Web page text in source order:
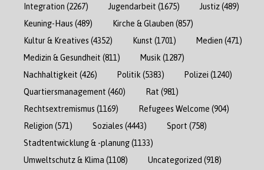
Integration (2267) Jugendarbeit (1675) Justiz(489)
Keuning-Haus (489) Kirche & Glauben (857)
Kultur & Kreatives (4352) Kunst (1701) Medien (471)
Medizin & Gesundheit (811) Musik (1287)
Nachhaltigkeit (426) Politik (5383) Polizei (1240)
Quartiersmanagement (460) Rat (981)
Rechtsextremismus (1169) Refugees Welcome (904)
Religion (571) Soziales (4443) Sport (758)
Stadtentwicklung & -planung(1133)
Umweltschutz & Klima (1108) Uncategorized (918)